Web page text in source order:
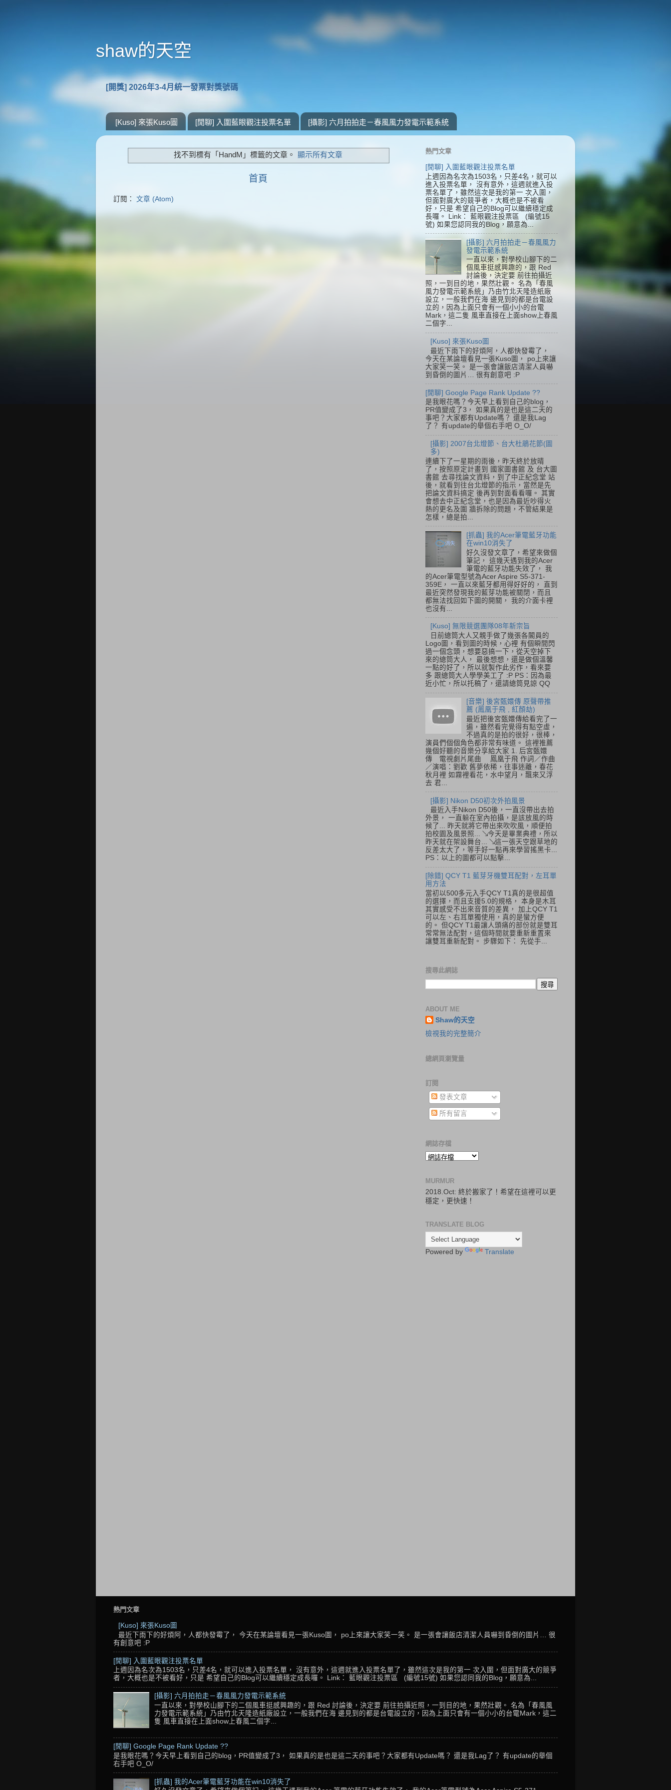
shaw的天空
[開獎] 2026年3-4月統一發票對獎號碼
[Kuso] 來張Kuso圖 [閒聊] 入圍藍眼觀注投票名單 [攝影] 六月拍拍走－春風風力發電示範系統
找不到標有「HandM」 標籤的文章。 顯示所有文章
首頁
訂閱： 文章 (Atom)
熱門文章
[閒聊] 入圍藍眼觀注投票名單
上週因為名次為1503名，只差4名，就可以
進入投票名單， 沒有意外，這週就進入投
票名單了，雖然這次是我的第一 次入圍，
但面對廣大的競爭者，大概也是不被看
好，只是 希望自己的Blog可以繼續穩定成
長囉。 Link： 藍眼觀注投票區 (編號15
號) 如果您認同我的Blog，願意為...
[攝影] 六月拍拍走－春風風力
發電示範系統
一直以來，對學校山腳下的二
個風車挺感興趣的，跟 Red
討論後，決定要 前往拍攝近
照，一到目的地，果然壯觀。 名為「春風
風力發電示範系統」乃由竹北天隆造紙廠
設立，一般我們在海 邊見到的都是台電設
立的，因為上面只會有一個小小的台電
Mark，這二隻 風車直接在上面show上春風
二個字...
[Kuso] 來張Kuso圖
最近下雨下的好煩阿，人都快發霉了，
今天在某論壇看見一張Kuso圖， po上來讓
大家笑一笑。 是一張會讓飯店清潔人員嚇
到昏倒的圖片… 很有創意吧 :P
[閒聊] Google Page Rank Update ??
是我眼花嗎？今天早上看到自己的blog，
PR值變成了3， 如果真的是也是這二天的
事吧？大家都有Update嗎？ 還是我Lag
了？ 有update的舉個右手吧 O_O/
[攝影] 2007台北燈節、台大杜鵑花節(圖
多)
連續下了一星期的雨後，昨天終於放晴
了，按照原定計畫到 國家圖書館 及 台大圖
書館 去尋找論文資料，到了中正紀念堂 站
後，就看到往台北燈節的指示，當然是先
把論文資料搞定 後再到對面看看囉。 其實
會想去中正紀念堂，也是因為最近吵得火
熱的更名及圍 牆拆除的問題，不管結果是
怎樣，總是拍...
[抓蟲] 我的Acer筆電藍牙功能
在win10消失了
好久沒發文章了，希望來做個
筆記， 這幾天遇到我的Acer
筆電的藍牙功能失效了， 我
的Acer筆電型號為Acer Aspire S5-371-
359E， 一直以來藍牙都用得好好的， 直到
最近突然發現我的藍芽功能被關閉，而且
都無法找回如下圖的開關， 我的介面卡裡
也沒有...
[Kuso] 無限競選團隊08年新宗旨
日前總筒大人又親手做了幾張各閣員的
Logo圖，看到圖的時候，心裡 有個瞬間閃
過一個念頭，想要惡搞一下，從天空掉下
來的總筒大人， 最後想想，還是做個溫馨
一點的好了，所以就製作此劣作，看來要
多 跟總筒大人學學美工了 :P PS：因為最
近小忙，所以托稿了，還請總筒見諒 QQ
[音樂] 後宮甄嬛傳 原聲帶推
薦 (鳳凰于飛 , 紅顏劫)
最近把後宮甄嬛傳給看完了一
遍，雖然看完覺得有點空虛，
不過真的是拍的很好，很棒，
演員們個個角色都非常有味道。 這裡推薦
幾個好聽的音樂分享給大家 1. 后宮甄嬛
傳 電視劇片尾曲 鳳凰于飛 作詞／作曲
／演唱：劉歡 舊夢依稀，往事迷離，春花
秋月裡 如霧裡看花，水中望月，飄來又浮
去 君...
[攝影] Nikon D50初次外拍風景
最近入手Nikon D50後，一直沒帶出去拍
外景， 一直躲在室內拍攝，是該放風的時
候了... 昨天就將它帶出來吹吹風，順便拍
拍校園及風景照... ↘今天是畢業典禮，所以
昨天就在架設舞台... ↘這一張天空跟草地的
反差太大了，等手好一點再來學習搖黑卡...
PS：以上的圖都可以點擊...
[除錯] QCY T1 藍芽牙機雙耳配對，左耳單
用方法
當初以500多元入手QCY T1真的是很超值
的選擇，而且支援5.0的規格， 本身是木耳
其實感受不出來音質的差異， 加上QCY T1
可以左、右耳單獨使用，真的是蠻方便
的。 但QCY T1最讓人頭痛的部份就是雙耳
常常無法配對，這個時間就要重新重置來
讓雙耳重新配對。 步驟如下： 先從手...
搜尋此網誌
ABOUT ME
Shaw的天空
檢視我的完整簡介
總網頁瀏覽量
訂閱
發表文章
所有留言
網誌存檔
MURMUR
2018.Oct: 終於搬家了！希望在這裡可以更
穩定，更快速！
TRANSLATE BLOG
Powered by Translate
熱門文章
[Kuso] 來張Kuso圖
最近下雨下的好煩阿，人都快發霉了， 今天在某論壇看見一張Kuso圖， po上來讓大家笑一笑。 是一張會讓飯店清潔人員嚇到昏倒的圖片… 很
有創意吧 :P
[閒聊] 入圍藍眼觀注投票名單
上週因為名次為1503名，只差4名，就可以進入投票名單， 沒有意外，這週就進入投票名單了，雖然這次是我的第一 次入圍，但面對廣大的競爭
者，大概也是不被看好，只是 希望自己的Blog可以繼續穩定成長囉。 Link： 藍眼觀注投票區 (編號15號) 如果您認同我的Blog，願意為...
[攝影] 六月拍拍走－春風風力發電示範系統
一直以來，對學校山腳下的二個風車挺感興趣的，跟 Red 討論後，決定要 前往拍攝近照，一到目的地，果然壯觀。 名為「春風風
力發電示範系統」乃由竹北天隆造紙廠設立，一般我們在海 邊見到的都是台電設立的，因為上面只會有一個小小的台電Mark，這二
隻 風車直接在上面show上春風二個字...
[閒聊] Google Page Rank Update ??
是我眼花嗎？今天早上看到自己的blog，PR值變成了3， 如果真的是也是這二天的事吧？大家都有Update嗎？ 還是我Lag了？ 有update的舉個
右手吧 O_O/
[抓蟲] 我的Acer筆電藍牙功能在win10消失了